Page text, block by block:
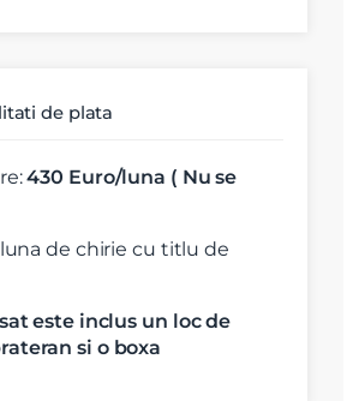
de plata
430 Euro/luna ( Nu se
de chirie cu titlu de
este inclus un loc de
si o boxa
acord cu termenii si conditiile
prelucrarea datelor cu caracter personal